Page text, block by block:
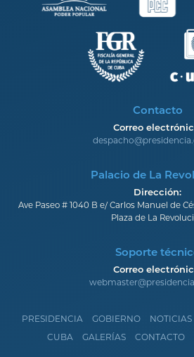
Contacto
Correo
Palacio de La
Dirección:
Ave Paseo # 1040 B e/ Carlos Manuel de
Plaza de La
Soporte
Correo
PRESIDENCIA GOBIERNO NOTICIAS
CUBA
GALERÍAS CONTACTO